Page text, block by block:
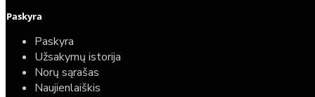
Paskyra
Paskyra
Užsakymų istorija
Norų sąrašas
Naujienlaiškis